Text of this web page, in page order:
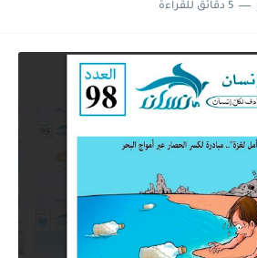
5 دقائق للقراءة